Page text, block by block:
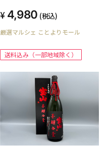
4,980 (税込)
厳選マルシェ ことよりモール
送料込み（一部地域除く）